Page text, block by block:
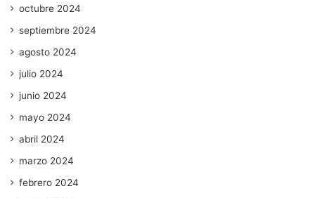
octubre 2024
septiembre 2024
agosto 2024
julio 2024
junio 2024
mayo 2024
abril 2024
marzo 2024
febrero 2024